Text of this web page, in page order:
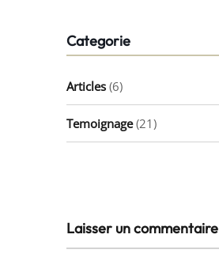
Categorie
Articles (6)
Temoignage(21)
Laisser un commentaire